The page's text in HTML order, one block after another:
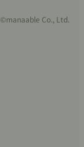
©manaable Co., Ltd.